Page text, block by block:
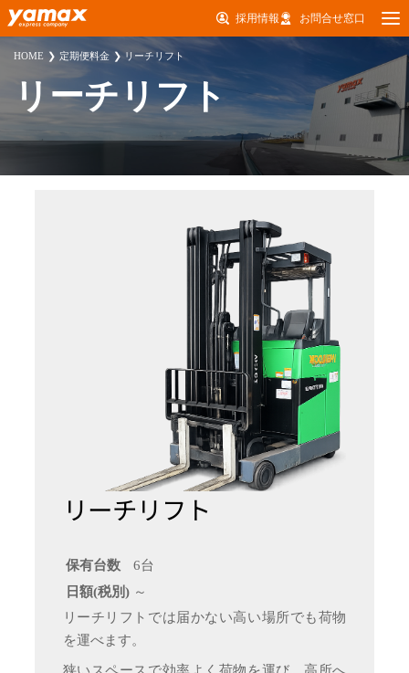
採用情報 お問合せ窓口
HOME 定期便料金 リーチリフト
リーチリフト
リーチリフト
保有台数
6台
日額(税別) ～
リーチリフトでは届かない高い場所でも荷物
を運べます。
狭いスペースで効率よく荷物を運び、高所へ